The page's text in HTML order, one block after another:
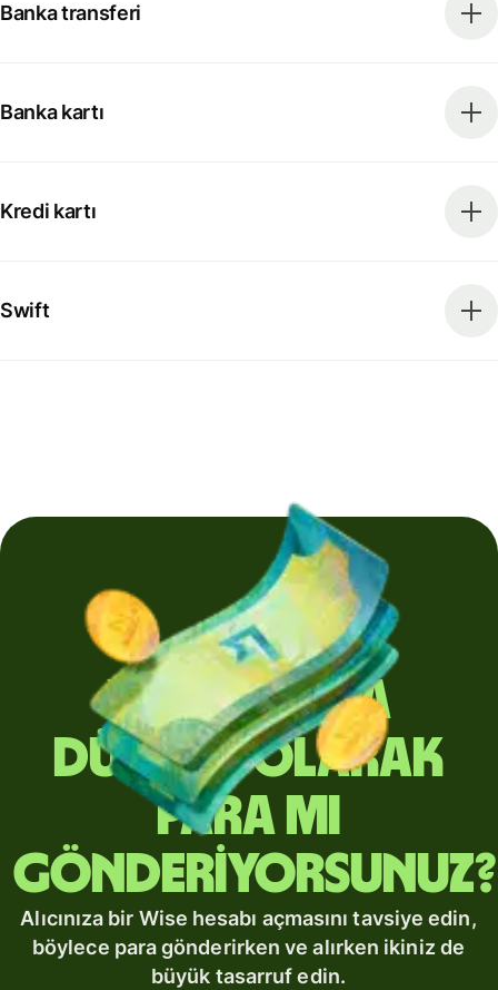
Banka transferi
Banka kartı
Kredi kartı
Swift
Yurt dışına
düzenli olarak
para mı
gönderiyorsunuz?
Alıcınıza bir Wise hesabı açmasını tavsiye edin,
böylece para gönderirken ve alırken ikiniz de
büyük tasarruf edin.